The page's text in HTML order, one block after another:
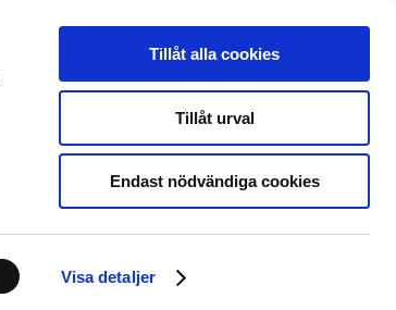
Visa detaljer
Tillåt alla cookies
Tillåt urval
Endast nödvändiga cookies